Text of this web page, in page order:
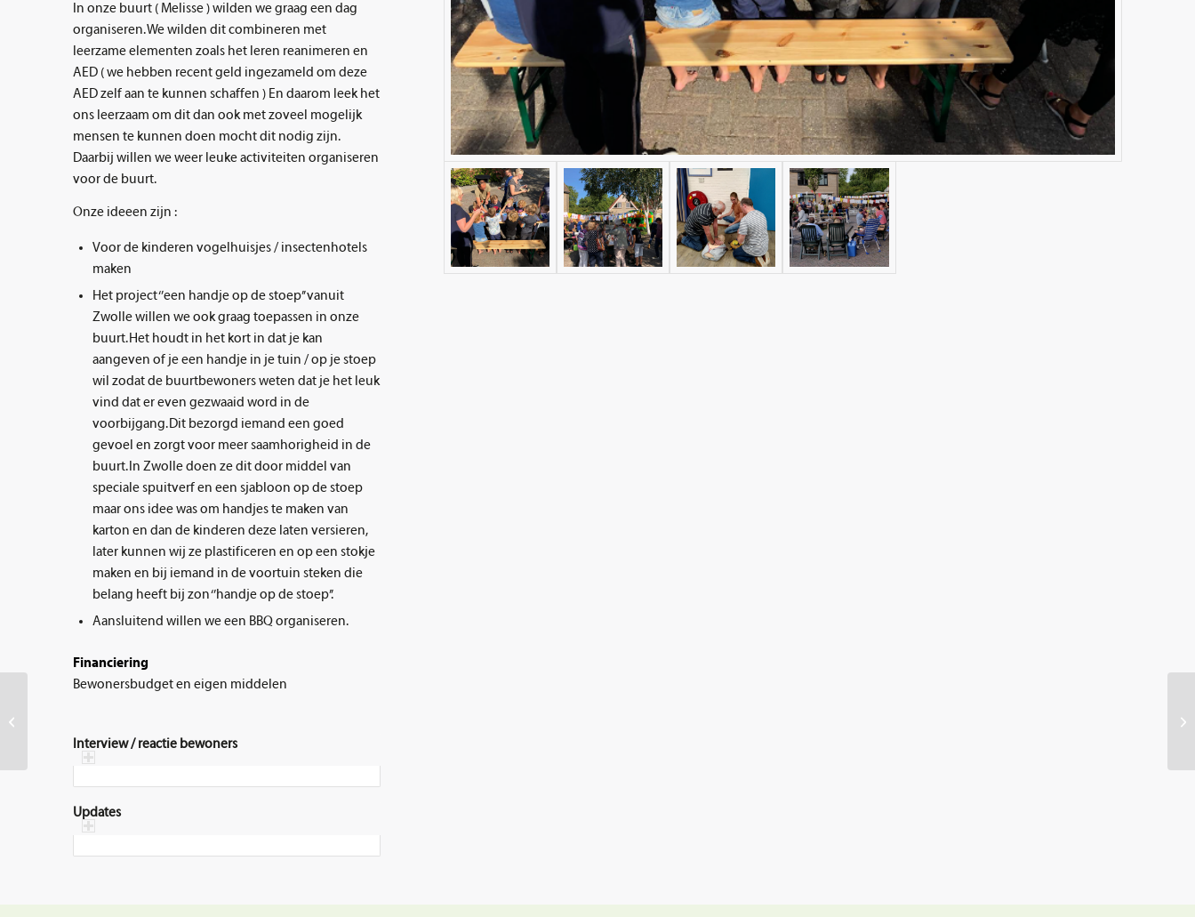
In onze buurt ( Melisse ) wilden we graag een dag
organiseren. We wilden dit combineren met
leerzame elementen zoals het leren reanimeren en
AED ( we hebben recent geld ingezameld om deze
AED zelf aan te kunnen schaffen ) En daarom leek het
ons leerzaam om dit dan ook met zoveel mogelijk
mensen te kunnen doen mocht dit nodig zijn.
Daarbij willen we weer leuke activiteiten organiseren
voor de buurt.
Onze ideeen zijn :
Voor de kinderen vogelhuisjes / insectenhotels
maken
Het project ‘’een handje op de stoep’’ vanuit
Zwolle willen we ook graag toepassen in onze
buurt. Het houdt in het kort in dat je kan
aangeven of je een handje in je tuin / op je stoep
wil zodat de buurtbewoners weten dat je het leuk
vind dat er even gezwaaid word in de
voorbijgang. Dit bezorgd iemand een goed
gevoel en zorgt voor meer saamhorigheid in de
buurt. In Zwolle doen ze dit door middel van
speciale spuitverf en een sjabloon op de stoep
maar ons idee was om handjes te maken van
karton en dan de kinderen deze laten versieren,
later kunnen wij ze plastificeren en op een stokje
maken en bij iemand in de voortuin steken die
belang heeft bij zon ‘’handje op de stoep’’.
Aansluitend willen we een BBQ organiseren.
Financiering
Bewonersbudget en eigen middelen
Interview / reactie bewoners
Updates